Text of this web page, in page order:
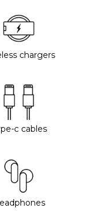
chargers
c cables